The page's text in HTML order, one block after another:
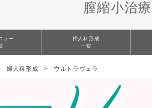
膣縮小治
ュー
婦人科形成
一覧
婦人科形成 ウルトラヴェラ